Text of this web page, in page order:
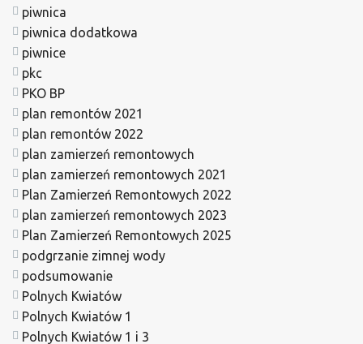
piwnica
piwnica dodatkowa
piwnice
pkc
PKO BP
plan remontów 2021
plan remontów 2022
plan zamierzeń remontowych
plan zamierzeń remontowych 2021
Plan Zamierzeń Remontowych 2022
plan zamierzeń remontowych 2023
Plan Zamierzeń Remontowych 2025
podgrzanie zimnej wody
podsumowanie
Polnych Kwiatów
Polnych Kwiatów 1
Polnych Kwiatów 1 i 3